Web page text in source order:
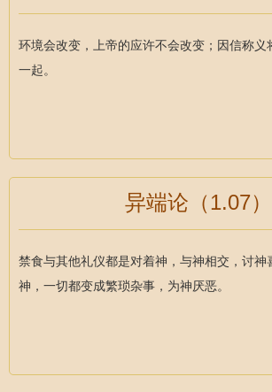
环境会改变，上帝的应许不会改变；因信称义
一起。
异端论（1.07）
禁食与其他礼仪都是对着神，与神相交，讨神
神，一切都变成繁琐杂事，为神厌恶。